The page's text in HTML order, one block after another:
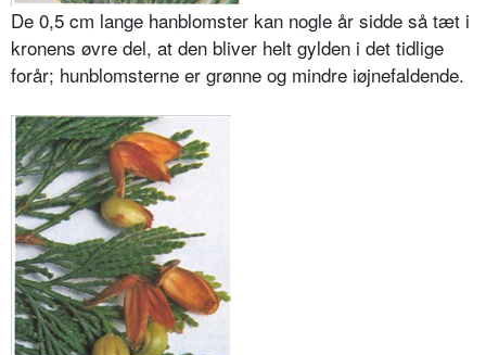
De 0,5 cm lange hanblomster kan nogle år sidde så tæt i
kronens øvre del, at den bliver helt gylden i det tidlige
forår; hunblomsterne er grønne og mindre iøjnefaldende.